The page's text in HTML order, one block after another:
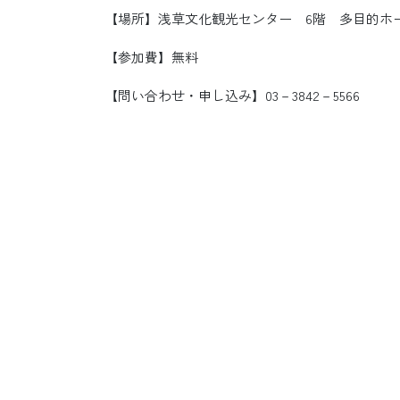
【場所】浅草文化観光センター 6階 多目的ホ
【参加費】無料
【問い合わせ・申し込み】03－3842－5566